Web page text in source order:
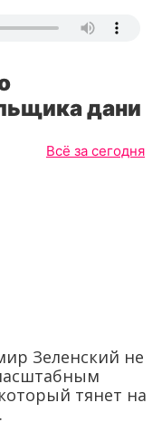
дани
Всё за сегодня
Зеленский не
тянет на